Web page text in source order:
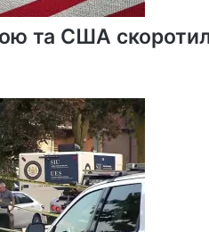
та США